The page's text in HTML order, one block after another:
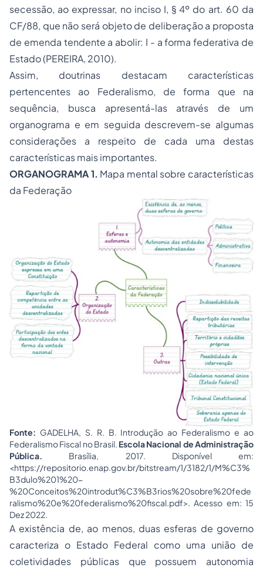
secessão, ao expressar, no inciso I, § 4º do art. 60 da
CF/88, que não será objeto de deliberação a proposta
de emenda tendente a abolir: I - a forma federativa de
Estado (PEREIRA, 2010).
Assim, doutrinas destacam características
pertencentes ao Federalismo, de forma que na
sequência, busca apresentá-las através de um
organograma e em seguida descrevem-se algumas
considerações a respeito de cada uma destas
características mais importantes.
ORGANOGRAMA 1. Mapa mental sobre características
da Federação
Fonte: GADELHA, S. R. B. Introdução ao Federalismo e ao
Federalismo Fiscal no Brasil. Escola Nacional de Administração
Pública. Brasília, 2017. Disponível em:
<https://repositorio.enap.gov.br/bitstream/1/3182/1/M%C3%
B3dulo%201%20-
%20Conceitos%20introdut%C3%B3rios%20sobre%20fede
ralismo%20e%20federalismo%20fiscal.pdf>. Acesso em: 15
Dez 2022.
A existência de, ao menos, duas esferas de governo
caracteriza o Estado Federal como uma união de
coletividades públicas que possuem autonomia